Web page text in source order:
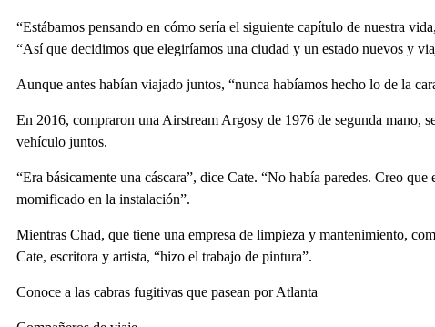
“Estábamos pensando en cómo sería el siguiente capítulo de nuestra
“Así que decidimos que elegiríamos una ciudad y un estado nuevos y
Aunque antes habían viajado juntos, “nunca habíamos hecho lo de la
En 2016, compraron una Airstream Argosy de 1976 de segunda mano,
vehículo juntos.
“Era básicamente una cáscara”, dice Cate. “No había paredes. Creo
momificado en la instalación”.
Mientras Chad, que tiene una empresa de limpieza y mantenimiento,
Cate, escritora y artista, “hizo el trabajo de pintura”.
Conoce a las cabras fugitivas que pasean por Atlanta